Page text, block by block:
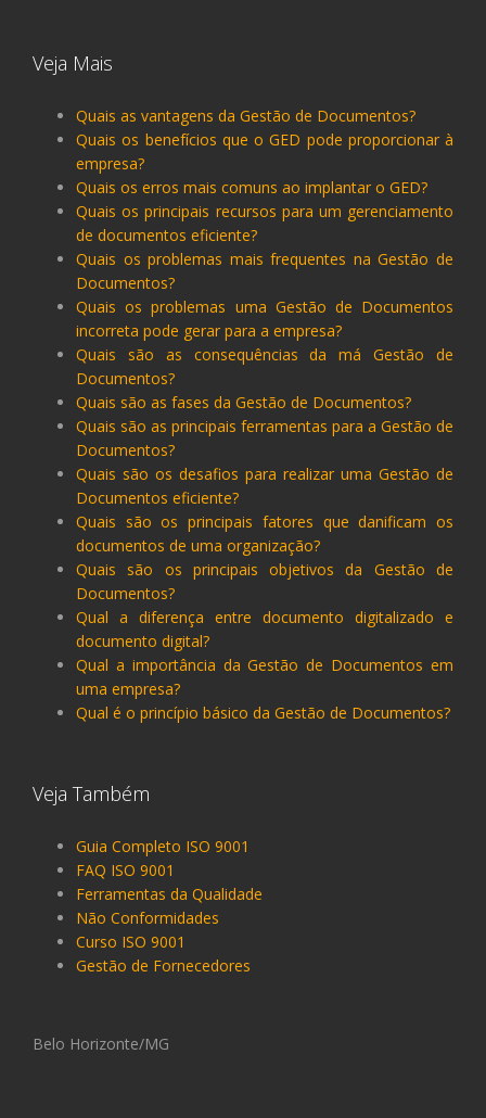
Veja Mais
Quais as vantagens da Gestão de Documentos?
Quais os benefícios que o GED pode proporcionar à
empresa?
Quais os erros mais comuns ao implantar o GED?
Quais os principais recursos para um gerenciamento
de documentos eficiente?
Quais os problemas mais frequentes na Gestão de
Documentos?
Quais os problemas uma Gestão de Documentos
incorreta pode gerar para a empresa?
Quais são as consequências da má Gestão de
Documentos?
Quais são as fases da Gestão de Documentos?
Quais são as principais ferramentas para a Gestão de
Documentos?
Quais são os desafios para realizar uma Gestão de
Documentos eficiente?
Quais são os principais fatores que danificam os
documentos de uma organização?
Quais são os principais objetivos da Gestão de
Documentos?
Qual a diferença entre documento digitalizado e
documento digital?
Qual a importância da Gestão de Documentos em
uma empresa?
Qual é o princípio básico da Gestão de Documentos?
Veja Também
Guia Completo ISO 9001
FAQ ISO 9001
Ferramentas da Qualidade
Não Conformidades
Curso ISO 9001
Gestão de Fornecedores
Belo Horizonte/MG